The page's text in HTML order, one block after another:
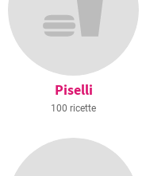
Piselli
100 ricette